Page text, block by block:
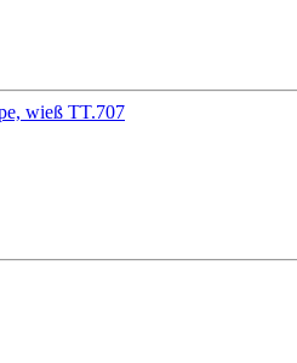
wieß TT.707